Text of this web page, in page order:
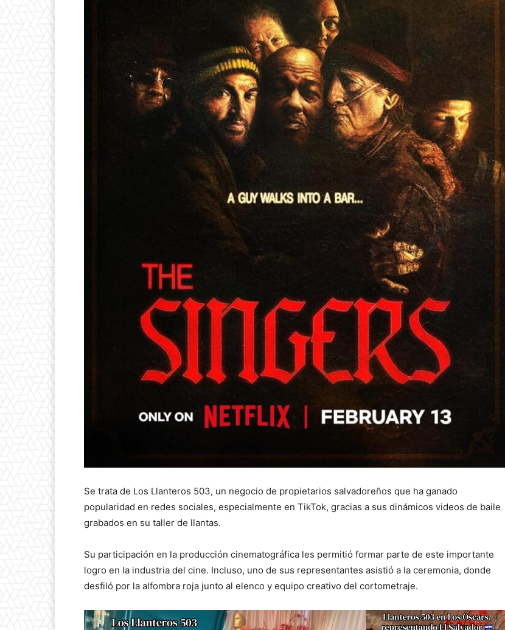
Se trata de Los Llanteros 503, un negocio de propietarios salvadoreños que ha ganado
popularidad en redes sociales, especialmente en TikTok, gracias a sus dinámicos videos de baile
grabados en su taller de llantas.
Su participación en la producción cinematográfica les permitió formar parte de este importante
logro en la industria del cine. Incluso, uno de sus representantes asistió a la ceremonia, donde
desfiló por la alfombra roja junto al elenco y equipo creativo del cortometraje.